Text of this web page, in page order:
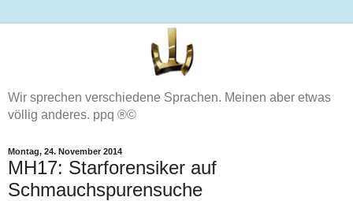
Wir sprechen verschiedene Sprachen. Meinen aber etwas
völlig anderes. ppq ®©
Montag, 24. November 2014
MH17: Starforensiker auf
Schmauchspurensuche